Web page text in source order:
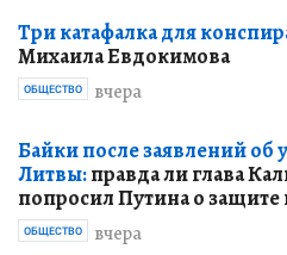
Три катафалка для
Михаила Евдокимова
вчера
ОБЩЕСТВО
Байки после заявлений об
Литвы:правда ли глава
попросил Путина о защите
вчера
ОБЩЕСТВО